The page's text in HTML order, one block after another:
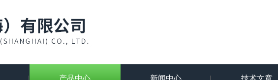
产品中心 新闻中心 技术文章